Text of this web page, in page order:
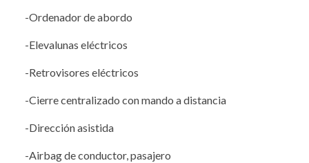
-Ordenador de abordo
-Elevalunas eléctricos
-Retrovisores eléctricos
-Cierre centralizado con mando a distancia
-Dirección asistida
-Airbag de conductor, pasajero